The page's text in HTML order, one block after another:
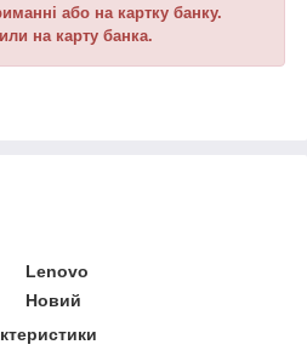
або на картку банку.
на карту банка.
Lenovo
Новий